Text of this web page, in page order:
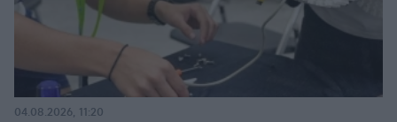
04.08.2026, 11:20